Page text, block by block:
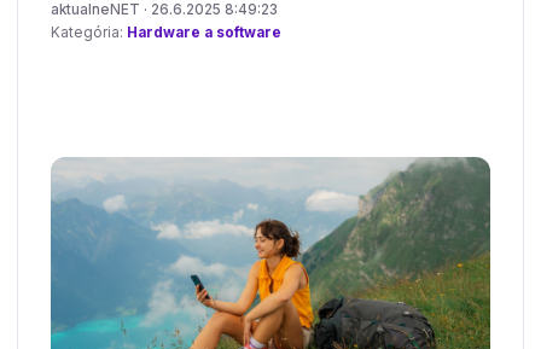
aktualneNET · 26.6.2025 8:49:23
Kategória: Hardware a software